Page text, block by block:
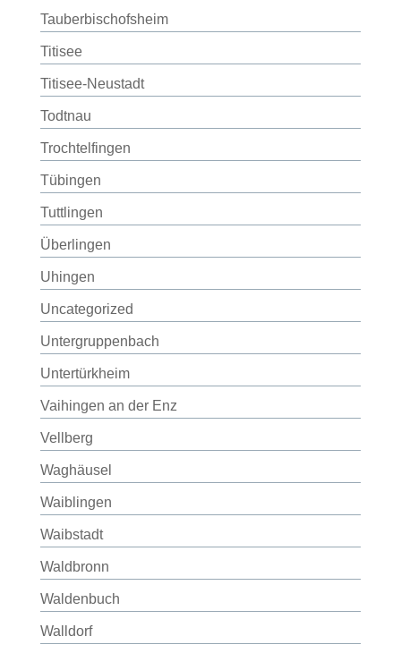
Tauberbischofsheim
Titisee
Titisee-Neustadt
Todtnau
Trochtelfingen
Tübingen
Tuttlingen
Überlingen
Uhingen
Uncategorized
Untergruppenbach
Untertürkheim
Vaihingen an der Enz
Vellberg
Waghäusel
Waiblingen
Waibstadt
Waldbronn
Waldenbuch
Walldorf